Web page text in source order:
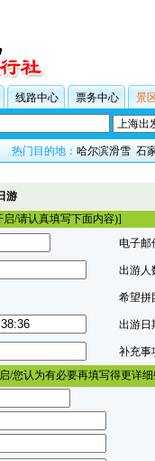
线路中心 票务中心 景
门目的地： 哈尔滨滑雪 石
游
/请认真填写下面内容)]
电子邮
出游人
希望拼
出游日
补充事
/您认为有必要再填写得更详